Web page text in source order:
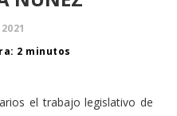
2 minutos
el trabajo legislativo de